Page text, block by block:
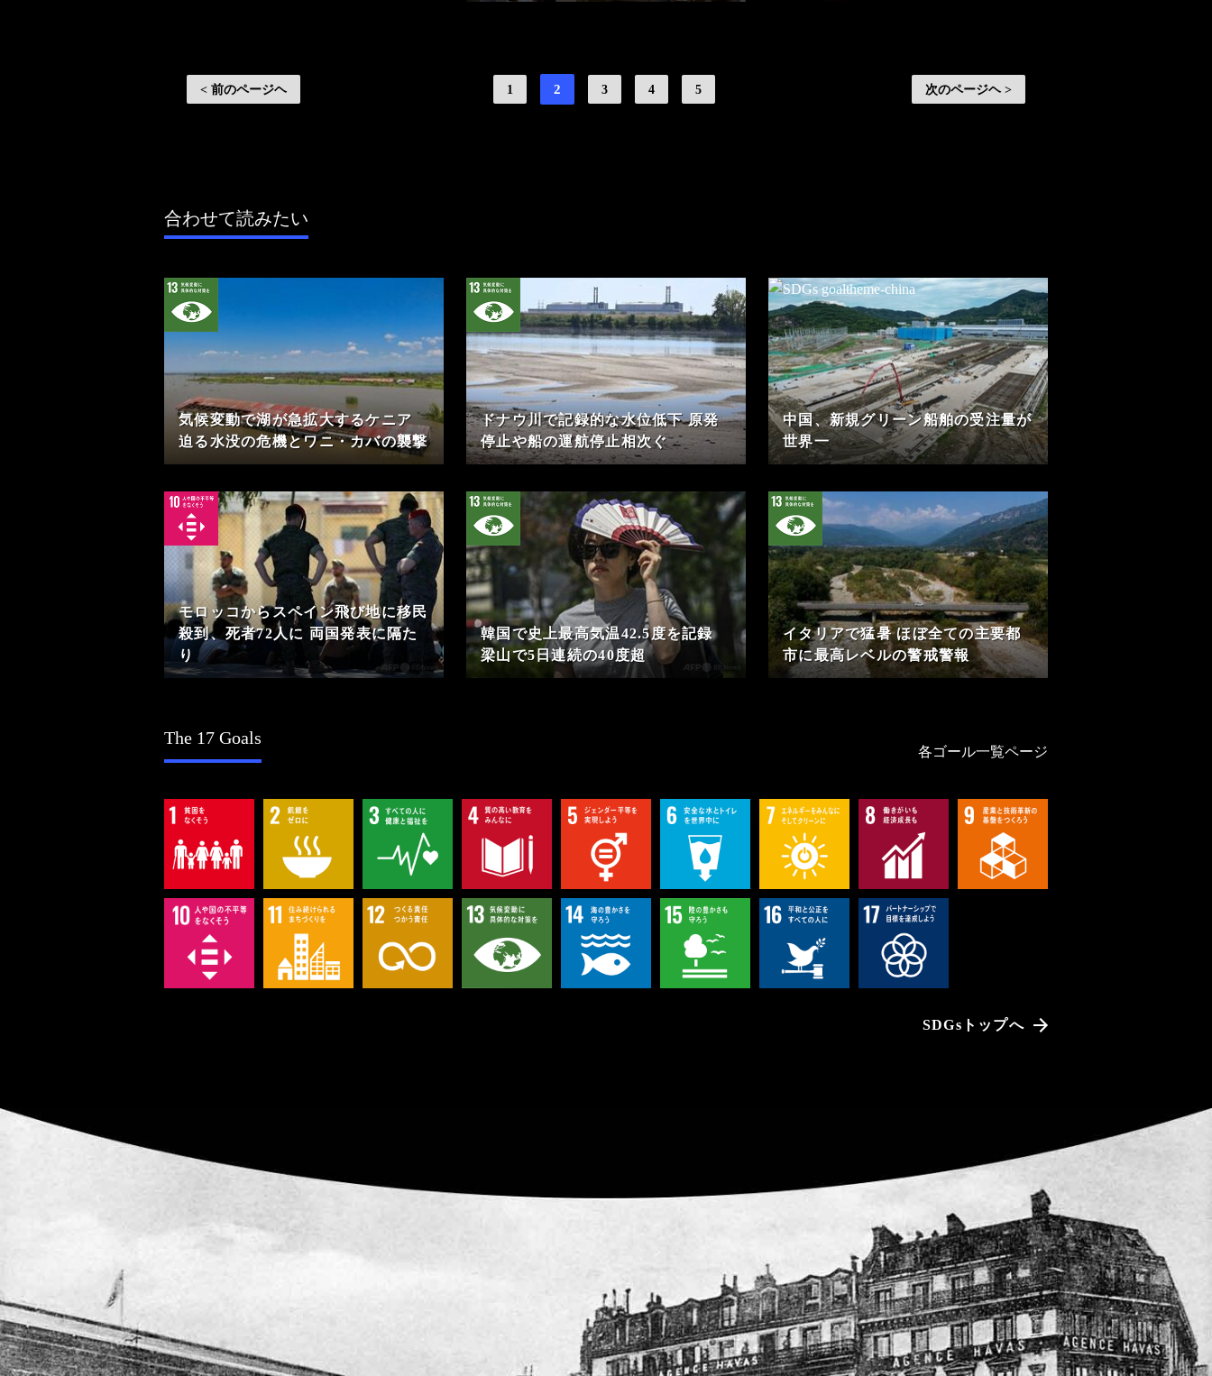
< 前のページヘ 1 2 3 4 5 次のページヘ >
合わせて読みたい
気候変動で湖が急拡大するケニア
迫る水没の危機とワニ・カバの襲撃
ドナウ川で記録的な水位低下 原発
停止や船の運航停止相次ぐ
中国、新規グリーン船舶の受注量が
世界一
モロッコからスペイン飛び地に移民
殺到、死者72人に 両国発表に隔た
り
韓国で史上最高気温42.5度を記録
梁山で5日連続の40度超
イタリアで猛暑 ほぼ全ての主要都
市に最高レベルの警戒警報
The 17 Goals
各ゴール一覧ページ
SDGsトップへ